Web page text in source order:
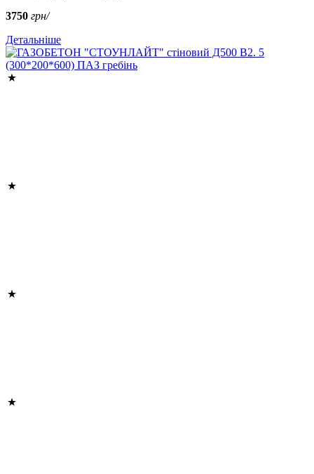
3750 грн/
Детальніше